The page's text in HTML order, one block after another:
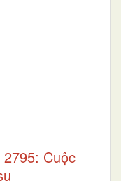
Cuộc